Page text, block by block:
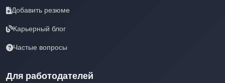
Добавить резюме
Карьерный блог
Частые вопросы
Для работодателей